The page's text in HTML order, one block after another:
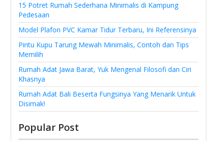
15 Potret Rumah Sederhana Minimalis di Kampung
Pedesaan
Model Plafon PVC Kamar Tidur Terbaru, Ini Referensinya
Pintu Kupu Tarung Mewah Minimalis, Contoh dan Tips
Memilih
Rumah Adat Jawa Barat, Yuk Mengenal Filosofi dan Ciri
Khasnya
Rumah Adat Bali Beserta Fungsinya Yang Menarik Untuk
Disimak!
Popular Post